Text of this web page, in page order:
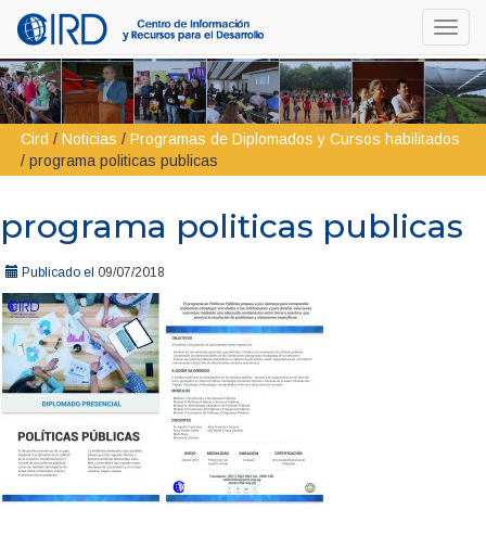
Cird / Noticias / Programas de Diplomados y Cursos habilitados
/ programa politicas publicas
programa politicas publicas
Publicado el 09/07/2018